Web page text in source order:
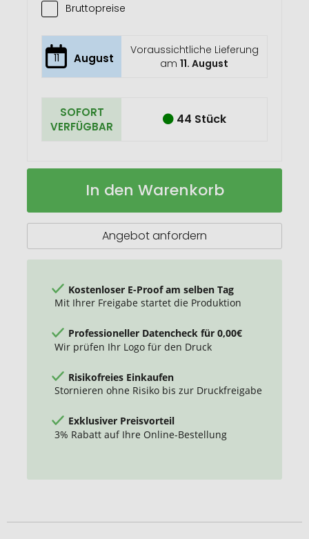
Bruttopreise
11 August
Voraussichtliche Lieferung
am11. August
SOFORT
VERFÜGBAR
44 Stück
Gymbag
Auf
In den Warenkorb
Angebot anfordern
Kostenloser E-Proof am selben Tag
Mit Ihrer Freigabe startet die Produktion
Professioneller Datencheck für 0,00€
Wir prüfen Ihr Logo für den Druck
Risikofreies Einkaufen
Stornieren ohne Risiko bis zur Druckfreigabe
Exklusiver Preisvorteil
3% Rabatt auf Ihre Online-Bestellung